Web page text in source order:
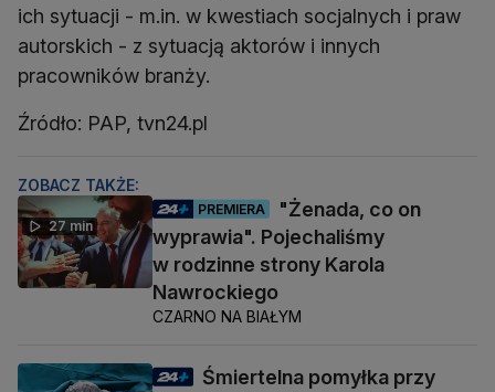
ich sytuacji - m.in. w kwestiach socjalnych i praw
autorskich - z sytuacją aktorów i innych
pracowników branży.
Źródło: PAP, tvn24.pl
ZOBACZ TAKŻE:
27 min
PREMIERA
"Żenada, co on
wyprawia". Pojechaliśmy
w rodzinne strony Karola
Nawrockiego
CZARNO NA BIAŁYM
Śmiertelna pomyłka przy